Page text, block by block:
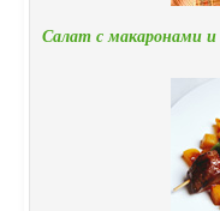
Салат с макаронами